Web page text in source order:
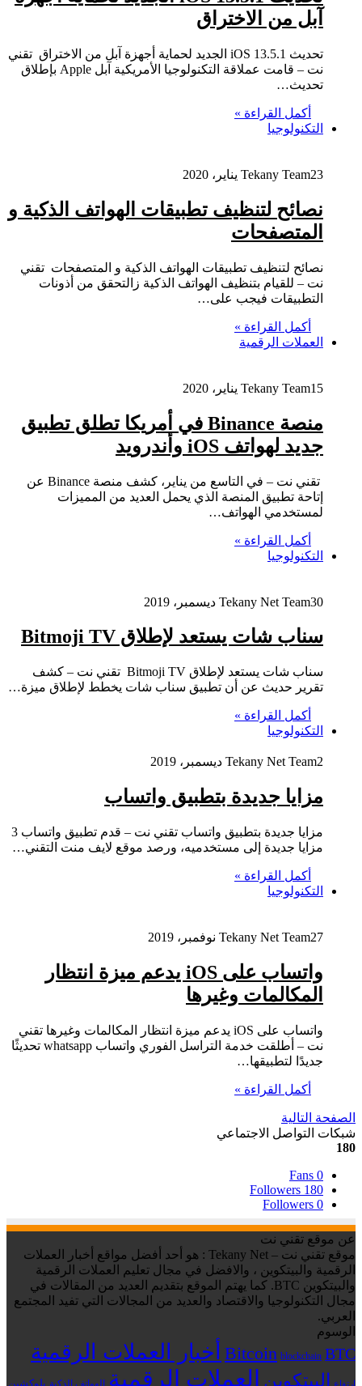
آبل من الاختراق
تحديث iOS 13.5.1 الجديد لحماية أجهزة آبل من الاختراق تقني
نت – قامت عملاقة التكنولوجيا الأمريكية آبل Apple بإطلاق
تحديث…
أكمل القراءة »
التكنولوجيا
Tekany Team23 يناير، 2020
نصائح لتنظيف تطبيقات الهواتف الذكية و
المتصفحات
نصائح لتنظيف تطبيقات الهواتف الذكية و المتصفحات تقني
نت – للقيام بتنظيف الهواتف الذكية زالتحقق من أذونات
التطبيقات فيجب على…
أكمل القراءة »
العملات الرقمية
Tekany Team15 يناير، 2020
منصة Binance في أمريكا تطلق تطبيق
جديد لهواتف iOS وأندرويد
تقني نت – في التاسع من يناير، كشف منصة Binance عن
إتاحة تطبيق المنصة الذي يحمل العديد من المميزات
لمستخدمي الهواتف…
أكمل القراءة »
التكنولوجيا
Tekany Net Team30 ديسمبر، 2019
سناب شات يستعد لإطلاق Bitmoji TV
سناب شات يستعد لإطلاق Bitmoji TV تقني نت – كشف
تقرير حديث عن أن تطبيق سناب شات يخطط لإطلاق ميزة…
أكمل القراءة »
التكنولوجيا
Tekany Net Team2 ديسمبر، 2019
مزايا جديدة بتطبيق واتساب
مزايا جديدة بتطبيق واتساب تقني نت – قدم تطبيق واتساب 3
مزايا جديدة إلى مستخدميه، ورصد موقع لايف منت التقني…
أكمل القراءة »
التكنولوجيا
Tekany Net Team27 نوفمبر، 2019
واتساب على iOS يدعم ميزة انتظار
المكالمات وغيرها
واتساب على iOS يدعم ميزة انتظار المكالمات وغيرها تقني
نت – أطلقت خدمة التراسل الفوري واتساب whatsapp تحديثًا
جديدًا لتطبيقها…
أكمل القراءة »
الصفحة التالية
شبكات التواصل الاجتماعي
180
0
Fans
180
Followers
0
Followers
عن موقع تقني نت
موقع تقني نت – Tekany Net : هو أحد أفضل مواقع أخبار العملات
الرقمية والبيتكوين ، والافضل في مجال تعليم العملات الرقمية
والبيتكوين BTC. كما يهتم الموقع بتقديم العديد من المقالات في
مجال التكنولوجيا والاقتصاد والعديد من المجالات التي تفيد المجتمع
العربي.
الوسوم
Bitcoin blockchain BTC أخبار العملات الرقمية
ارتفاع البيتكوين العملات الرقمية الهواتف الذكية بلوكشين